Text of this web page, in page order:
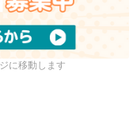
に移動します